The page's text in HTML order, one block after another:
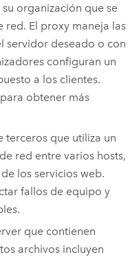
organización que se
red. El proxy maneja las
servidor deseado o con
configuran un
a los clientes.
para obtener más
que utiliza un
red entre varios hosts,
los servicios web.
fallos de equipo y
que contienen
archivos incluyen